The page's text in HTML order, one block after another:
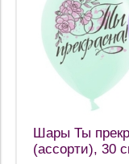
Шары Ты
(ассорти), 30